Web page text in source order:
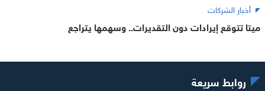
أخبار الشركات
ميتا تتوقع إيرادات دون التقديرات.. وسهمها يتراجع
روابط سريعة